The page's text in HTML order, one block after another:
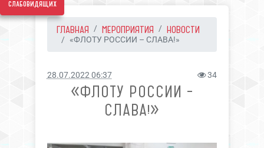
слабовидящих
ГЛАВНАЯ МЕРОПРИЯТИЯ НОВОСТИ
«ФЛОТУ РОССИИ – СЛАВА!»
28.07.2022 06:37 34
«ФЛОТУ РОССИИ –
СЛАВА!»